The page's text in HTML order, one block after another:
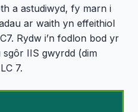
a astudiwyd, fy marn i
ar waith yn effeithiol
Rydw i’n fodlon bod yr
IIS gwyrdd (dim
7.